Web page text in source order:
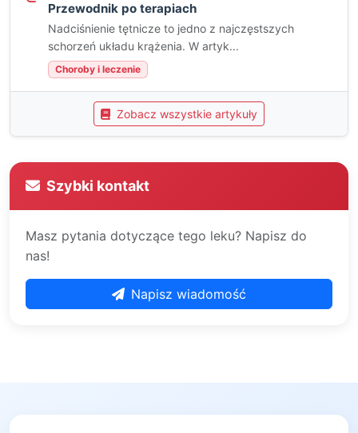
Przewodnik po terapiach
Nadciśnienie tętnicze to jedno z najczęstszych
schorzeń układu krążenia. W artyk...
Choroby i leczenie
Zobacz wszystkie artykuły
Szybki kontakt
Masz pytania dotyczące tego leku? Napisz do
nas!
Napisz wiadomość